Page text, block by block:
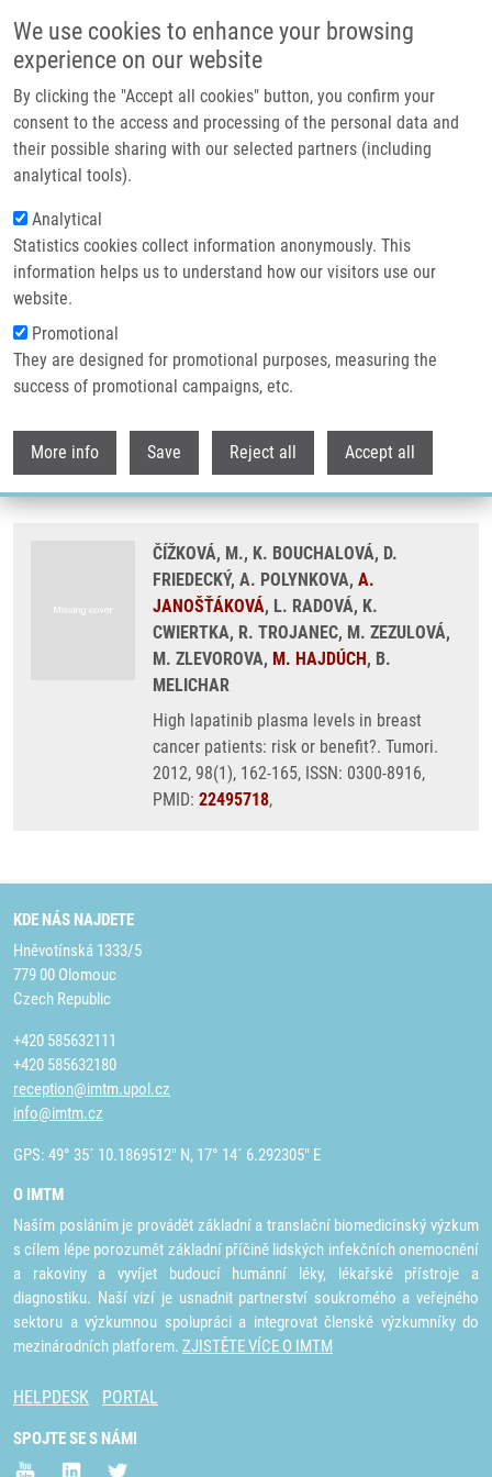
We use cookies to enhance your browsing
experience on our website
By clicking the "Accept all cookies" button, you confirm your
consent to the access and processing of the personal data and
their possible sharing with our selected partners (including
analytical tools).
Analytical
Statistics cookies collect information anonymously. This
information helps us to understand how our visitors use our
website.
Promotional
They are designed for promotional purposes, measuring the
success of promotional campaigns, etc.
More info Save Reject all Accept all
Header image
Drobečková navigace
Domů
High Lapatinib Plasma Levels In Breast Cancer Patients: Risk Or Benefit?
High lapatinib plasma levels in breast
cancer patients: risk or benefit?
ČÍŽKOVÁ, M., K. BOUCHALOVÁ, D.
FRIEDECKÝ, A. POLYNKOVA, A.
JANOŠŤÁKOVÁ, L. RADOVÁ, K.
CWIERTKA, R. TROJANEC, M. ZEZULOVÁ,
M. ZLEVOROVA, M. HAJDÚCH, B.
MELICHAR
High lapatinib plasma levels in breast
cancer patients: risk or benefit?. Tumori.
2012, 98(1), 162-165, ISSN: 0300-8916,
PMID: 22495718,
KDE NÁS NAJDETE
Hněvotínská 1333/5
779 00 Olomouc
Czech Republic
+420 585632111
+420 585632180
reception@imtm.upol.cz
info@imtm.cz
GPS: 49° 35´ 10.1869512" N, 17° 14´ 6.292305" E
O IMTM
Naším posláním je provádět základní a translační biomedicínský výzkum
s cílem lépe porozumět základní příčině lidských infekčních onemocnění
a rakoviny a vyvíjet budoucí humánní léky, lékařské přístroje a
diagnostiku. Naší vizí je usnadnit partnerství soukromého a veřejného
sektoru a výzkumnou spolupráci a integrovat členské výzkumníky do
mezinárodních platforem. ZJISTĚTE VÍCE O IMTM
HELPDESK PORTAL
SPOJTE SE S NÁMI